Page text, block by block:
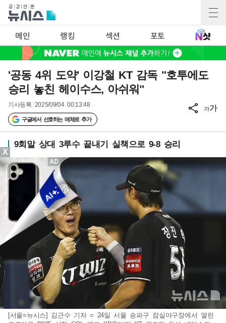
메인 랭킹 섹션 포토
'공동 4위 도약' 이강철 KT 감독 "호투에도
승리 놓친 헤이수스, 아쉬워"
기사등록 2025/09/04 00:13:48
구글에서 선호하는 매체로 추가
가가
9회말 상대 3루수 끝내기 실책으로 9-8 승리
[서울=뉴시스] 김근수 기자 = 24일 서울 송파구 잠실야구장에서 열린
X